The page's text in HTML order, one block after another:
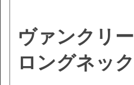
ヴァンクリ
ロングネッ